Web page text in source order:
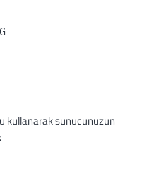
kullanarak sunucunuzun